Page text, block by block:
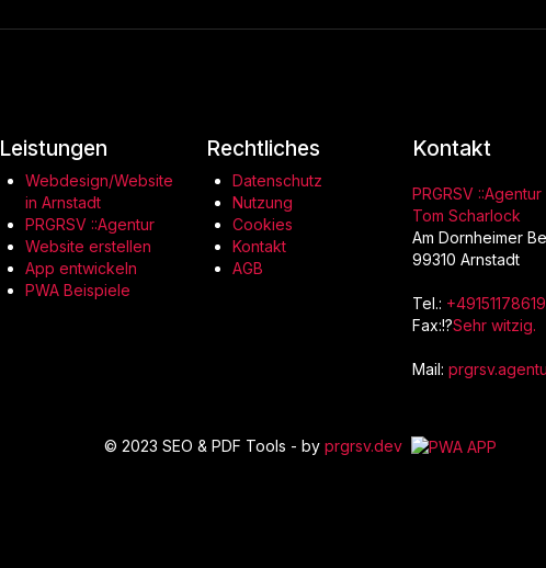
Leistungen
Webdesign/Website
in Arnstadt
PRGRSV ::Agentur
Website erstellen
App entwickeln
PWA Beispiele
Rechtliches
Datenschutz
Nutzung
Cookies
Kontakt
AGB
Kontakt
PRGRSV ::Agentur
Tom Scharlock
Am Dornheimer
99310 Arnstadt
Tel.:
Fax:!?Sehr witzig.
Mail:
© 2023 SEO & PDF Tools - by prgrsv.dev